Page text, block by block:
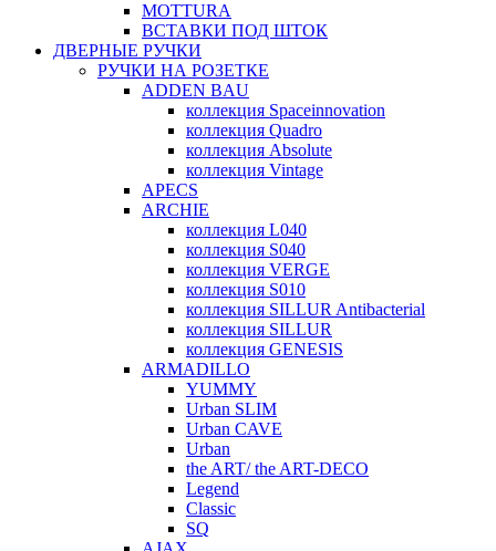
MOTTURA
ВСТАВКИ ПОД ШТОК
ДВЕРНЫЕ РУЧКИ
РУЧКИ НА РОЗЕТКЕ
ADDEN BAU
коллекция Spaceinnovation
коллекция Quadro
коллекция Absolute
коллекция Vintage
APECS
ARCHIE
коллекция L040
коллекция S040
коллекция VERGE
коллекция S010
коллекция SILLUR Antibacterial
коллекция SILLUR
коллекция GENESIS
ARMADILLO
YUMMY
Urban SLIM
Urban CAVE
Urban
the ART/ the ART-DECO
Legend
Classic
SQ